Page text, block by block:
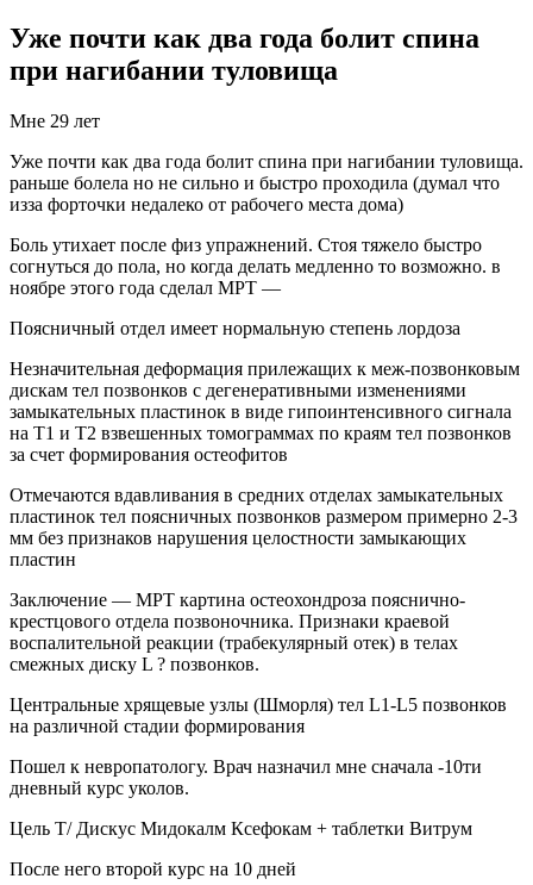
Уже почти как два года болит спина
при нагибании туловища
Мне 29 лет
Уже почти как два года болит спина при нагибании туловища.
раньше болела но не сильно и быстро проходила (думал что
изза форточки недалеко от рабочего места дома)
Боль утихает после физ упражнений. Стоя тяжело быстро
согнуться до пола, но когда делать медленно то возможно. в
ноябре этого года сделал МРТ —
Поясничный отдел имеет нормальную степень лордоза
Незначительная деформация прилежащих к меж-позвонковым
дискам тел позвонков с дегенеративными изменениями
замыкательных пластинок в виде гипоинтенсивного сигнала
на Т1 и Т2 взвешенных томограммах по краям тел позвонков
за счет формирования остеофитов
Отмечаются вдавливания в средних отделах замыкательных
пластинок тел поясничных позвонков размером примерно 2-3
мм без признаков нарушения целостности замыкающих
пластин
Заключение — МРТ картина остеохондроза пояснично-
крестцового отдела позвоночника. Признаки краевой
воспалительной реакции (трабекулярный отек) в телах
смежных диску L ? позвонков.
Центральные хрящевые узлы (Шморля) тел L1-L5 позвонков
на различной стадии формирования
Пошел к невропатологу. Врач назначил мне сначала -10ти
дневный курс уколов.
Цель Т/ Дискус Мидокалм Ксефокам + таблетки Витрум
После него второй курс на 10 дней